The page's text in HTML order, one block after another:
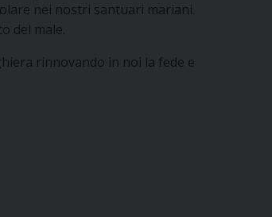
nei nostri santuari mariani.
del male.
rinnovando in noi la fede e